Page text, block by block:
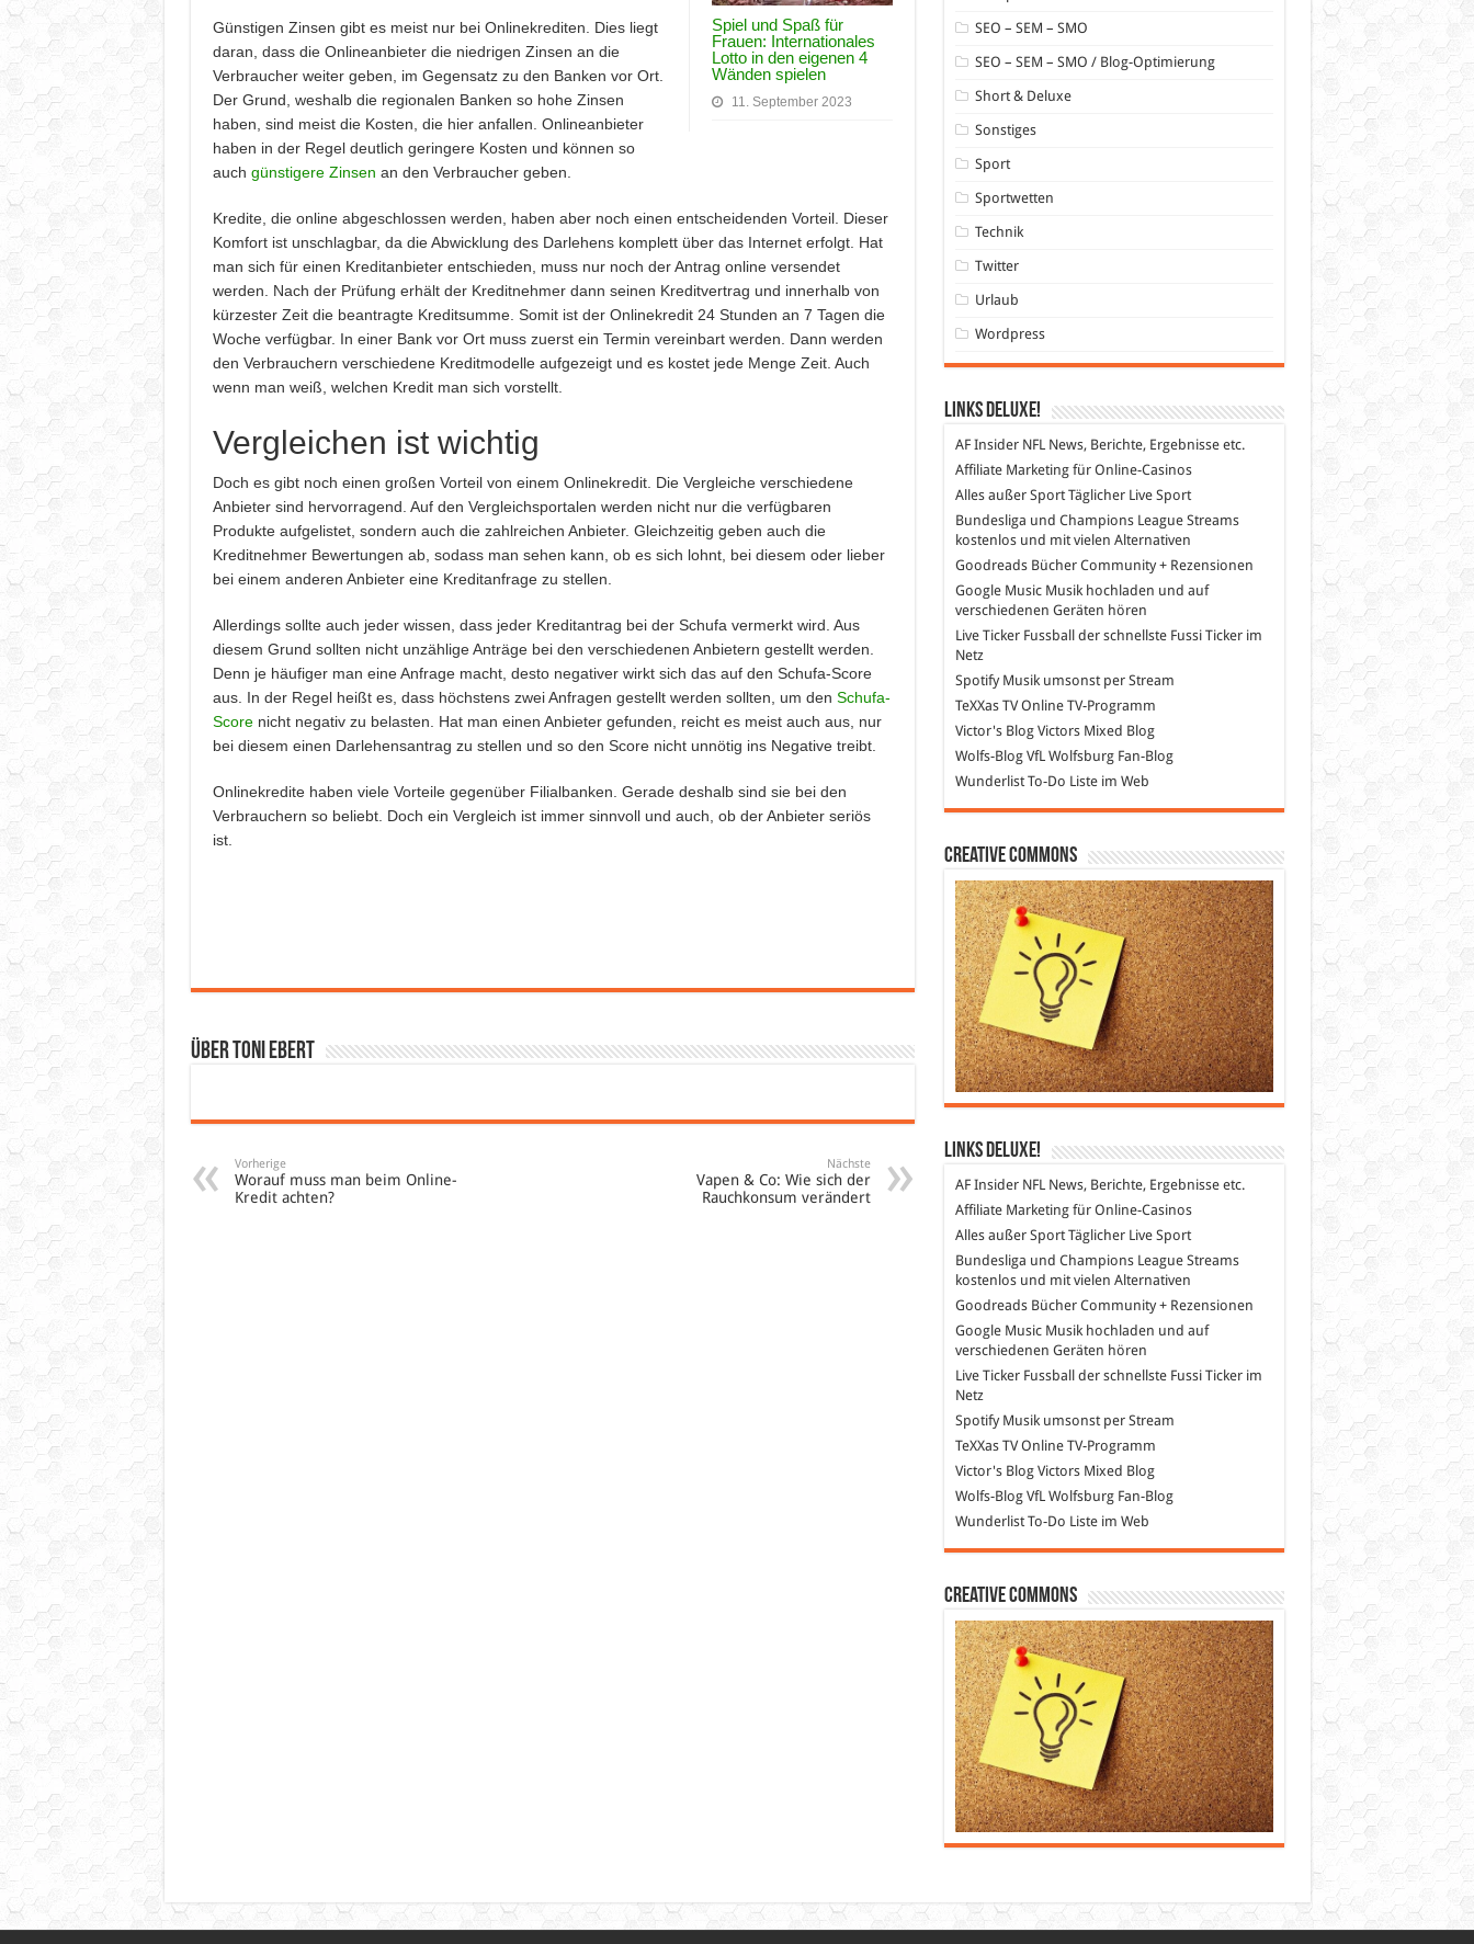
Spiel und Spaß für
Frauen: Internationales
Lotto in den eigenen 4
Wänden spielen
11. September 2023
Günstigen Zinsen gibt es meist nur bei Onlinekrediten. Dies liegt
daran, dass die Onlineanbieter die niedrigen Zinsen an die
Verbraucher weiter geben, im Gegensatz zu den Banken vor Ort.
Der Grund, weshalb die regionalen Banken so hohe Zinsen
haben, sind meist die Kosten, die hier anfallen. Onlineanbieter
haben in der Regel deutlich geringere Kosten und können so
auch günstigere Zinsen an den Verbraucher geben.
Kredite, die online abgeschlossen werden, haben aber noch einen entscheidenden Vorteil. Dieser
Komfort ist unschlagbar, da die Abwicklung des Darlehens komplett über das Internet erfolgt. Hat
man sich für einen Kreditanbieter entschieden, muss nur noch der Antrag online versendet
werden. Nach der Prüfung erhält der Kreditnehmer dann seinen Kreditvertrag und innerhalb von
kürzester Zeit die beantragte Kreditsumme. Somit ist der Onlinekredit 24 Stunden an 7 Tagen die
Woche verfügbar. In einer Bank vor Ort muss zuerst ein Termin vereinbart werden. Dann werden
den Verbrauchern verschiedene Kreditmodelle aufgezeigt und es kostet jede Menge Zeit. Auch
wenn man weiß, welchen Kredit man sich vorstellt.
Vergleichen ist wichtig
Doch es gibt noch einen großen Vorteil von einem Onlinekredit. Die Vergleiche verschiedene
Anbieter sind hervorragend. Auf den Vergleichsportalen werden nicht nur die verfügbaren
Produkte aufgelistet, sondern auch die zahlreichen Anbieter. Gleichzeitig geben auch die
Kreditnehmer Bewertungen ab, sodass man sehen kann, ob es sich lohnt, bei diesem oder lieber
bei einem anderen Anbieter eine Kreditanfrage zu stellen.
Allerdings sollte auch jeder wissen, dass jeder Kreditantrag bei der Schufa vermerkt wird. Aus
diesem Grund sollten nicht unzählige Anträge bei den verschiedenen Anbietern gestellt werden.
Denn je häufiger man eine Anfrage macht, desto negativer wirkt sich das auf den Schufa-Score
aus. In der Regel heißt es, dass höchstens zwei Anfragen gestellt werden sollten, um den Schufa-
Scorenicht negativ zu belasten. Hat man einen Anbieter gefunden, reicht es meist auch aus, nur
bei diesem einen Darlehensantrag zu stellen und so den Score nicht unnötig ins Negative treibt.
Onlinekredite haben viele Vorteile gegenüber Filialbanken. Gerade deshalb sind sie bei den
Verbrauchern so beliebt. Doch ein Vergleich ist immer sinnvoll und auch, ob der Anbieter seriös
ist.
Über Toni Ebert
Vorherige
Worauf muss man beim Online-
Kredit achten?
Nächste
Vapen & Co: Wie sich der
Rauchkonsum verändert
SEO – SEM – SMO
SEO – SEM – SMO / Blog-Optimierung
Short & Deluxe
Sonstiges
Sport
Sportwetten
Technik
Twitter
Urlaub
Wordpress
Links DeLuXe!
AF InsiderNFL News, Berichte, Ergebnisse etc.
Affiliate Marketingfür Online-Casinos
Alles außer SportTäglicher Live Sport
Bundesliga und Champions League Streams
kostenlos und mit vielen Alternativen
GoodreadsBücher Community + Rezensionen
Google MusicMusik hochladen und auf
verschiedenen Geräten hören
Live Ticker Fussball
der schnellste Fussi Ticker im
Netz
SpotifyMusik umsonst per Stream
TeXXas TVOnline TV-Programm
Victor's BlogVictors Mixed Blog
Wolfs-BlogVfL Wolfsburg Fan-Blog
WunderlistTo-Do Liste im Web
Creative Commons
Links DeLuXe!
AF InsiderNFL News, Berichte, Ergebnisse etc.
Affiliate Marketingfür Online-Casinos
Alles außer SportTäglicher Live Sport
Bundesliga und Champions League Streams
kostenlos und mit vielen Alternativen
GoodreadsBücher Community + Rezensionen
Google MusicMusik hochladen und auf
verschiedenen Geräten hören
Live Ticker Fussball
der schnellste Fussi Ticker im
Netz
SpotifyMusik umsonst per Stream
TeXXas TVOnline TV-Programm
Victor's BlogVictors Mixed Blog
Wolfs-BlogVfL Wolfsburg Fan-Blog
WunderlistTo-Do Liste im Web
Creative Commons